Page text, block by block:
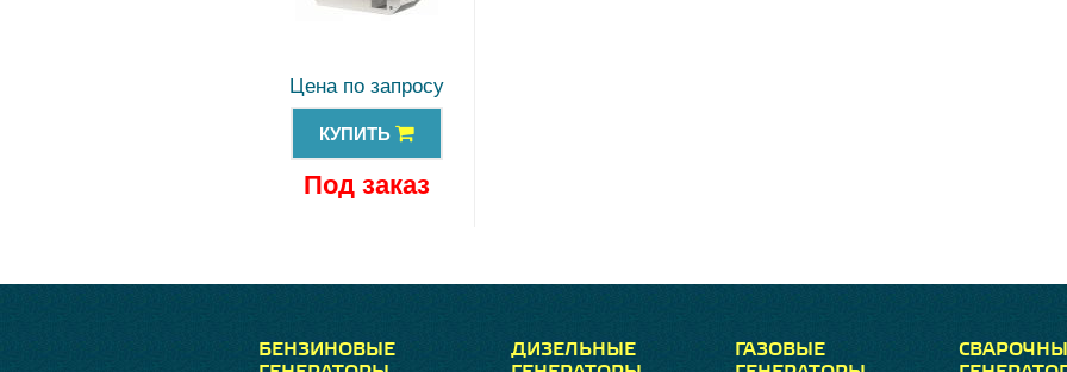
Цена по запросу
КУПИТЬ
Под заказ
БЕНЗИНОВЫЕ
ДИЗЕЛЬНЫЕ
ГАЗОВЫЕ